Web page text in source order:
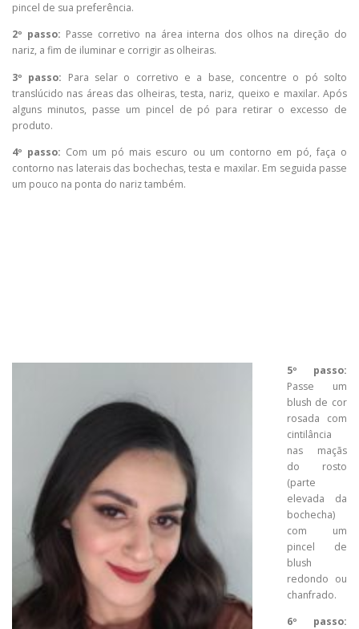
pincel de sua preferência.
2º passo: Passe corretivo na área interna dos olhos na direção do
nariz, a fim de iluminar e corrigir as olheiras.
3º passo: Para selar o corretivo e a base, concentre o pó solto
translúcido nas áreas das olheiras, testa, nariz, queixo e maxilar. Após
alguns minutos, passe um pincel de pó para retirar o excesso de
produto.
4º passo: Com um pó mais escuro ou um contorno em pó, faça o
contorno nas laterais das bochechas, testa e maxilar. Em seguida passe
um pouco na ponta do nariz também.
5º passo:
Passe um
blush de cor
rosada com
cintilância
nas maçãs
do rosto
(parte
elevada da
bochecha)
com um
pincel de
blush
redondo ou
chanfrado.
6º passo: